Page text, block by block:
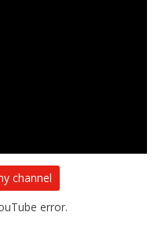
channel
error.